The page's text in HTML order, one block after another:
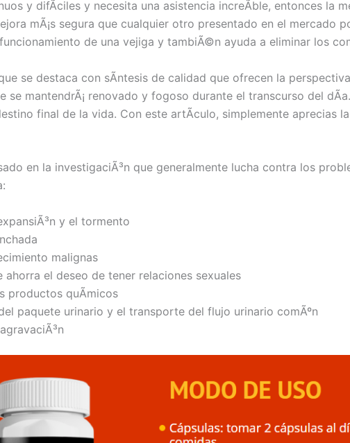
y difÃ­ciles y necesita una asistencia increÃ­ble, entonces la
mÃ¡s segura que cualquier otro presentado en el mercado
de una vejiga y tambiÃ©n ayuda a eliminar los
se destaca con sÃ­ntesis de calidad que ofrecen la
mantendrÃ¡ renovado y fogoso durante el transcurso del
final de la vida. Con este artÃ­culo, simplemente aprecias la
en la investigaciÃ³n que generalmente lucha contra los
y el tormento
malignas
el deseo de tener relaciones sexuales
productos quÃ­micos
paquete urinario y el transporte del flujo urinario comÃºn